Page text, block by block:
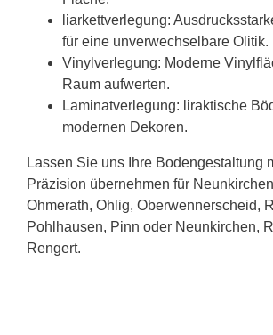
liarkettverlegung:
für eine unverwechselbare Olitik.
Vinylverlegung: Moderne
Raum aufwerten.
Laminatverlegung: liraktische
modernen Dekoren.
Lassen Sie uns Ihre Bodengestaltung
Präzision übernehmen für
Ohmerath, Ohlig, Oberwennerscheid,
Pohlhausen, Pinn oder Neunkirchen,
Rengert.